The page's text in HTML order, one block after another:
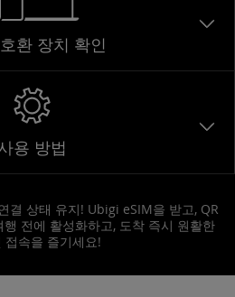
환 장치 확인
용 방법
결 상태 유지! Ubigi eSIM을 받고, QR
전에 활성화하고, 도착 즉시 원활한
접속을 즐기세요!